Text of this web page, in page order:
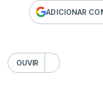
ADICIONAR
OUVIR